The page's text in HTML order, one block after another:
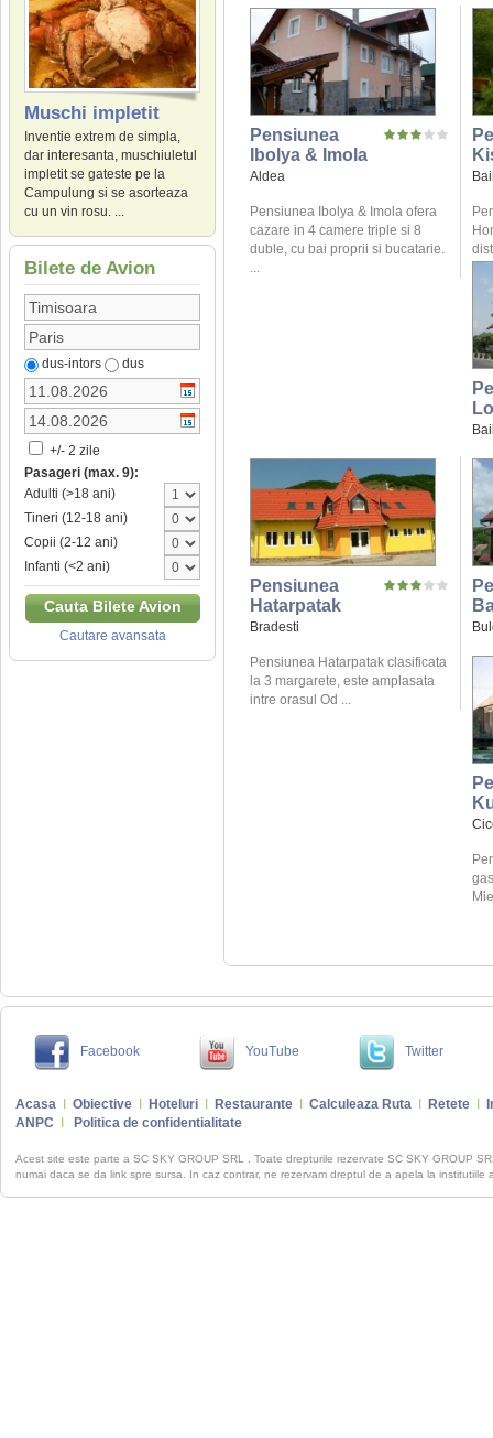
Muschi impletit
Inventie extrem de simpla,
dar interesanta, muschiuletul
impletit se gateste pe la
Campulung si se asorteaza
cu un vin rosu. ...
Bilete de Avion
dus-intors dus
+/- 2 zile
Pasageri (max. 9):
Adulti (>18 ani)
Tineri (12-18 ani)
Copii (2-12 ani)
Infanti (<2 ani)
Cauta Bilete Avion
Cautare avansata
Pensiunea
Ibolya & Imola
Aldea
Pensiunea Ibolya & Imola ofera
cazare in 4 camere triple si 8
duble, cu bai proprii si bucatarie.
...
Pensiunea
Hatarpatak
Bradesti
Pensiunea Hatarpatak clasificata
la 3 margarete, este amplasata
intre orasul Od ...
Facebook YouTube Twitter
Acasa Obiective Hoteluri Restaurante Calculeaza Ruta Retete
ANPC
Politica de confidentialitate
Acest site este parte a SC SKY GROUP SRL . Toate drepturile rezervate SC SKY GROUP
numai daca se da link spre sursa. In caz contrar, ne rezervam dreptul de a apela la institutiile